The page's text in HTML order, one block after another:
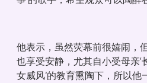
他表示，虽然荧幕前很嬉闹，
也享受安静，尤其自小受母亲
女威风’的教育熏陶下，所以